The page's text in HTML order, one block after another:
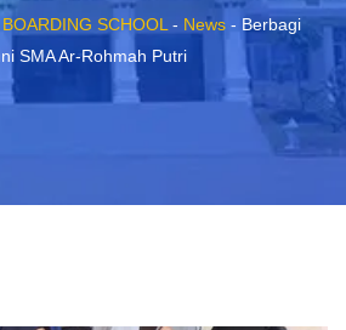
SCHOOL - News - Berbagi
SMA Ar-Rohmah Putri